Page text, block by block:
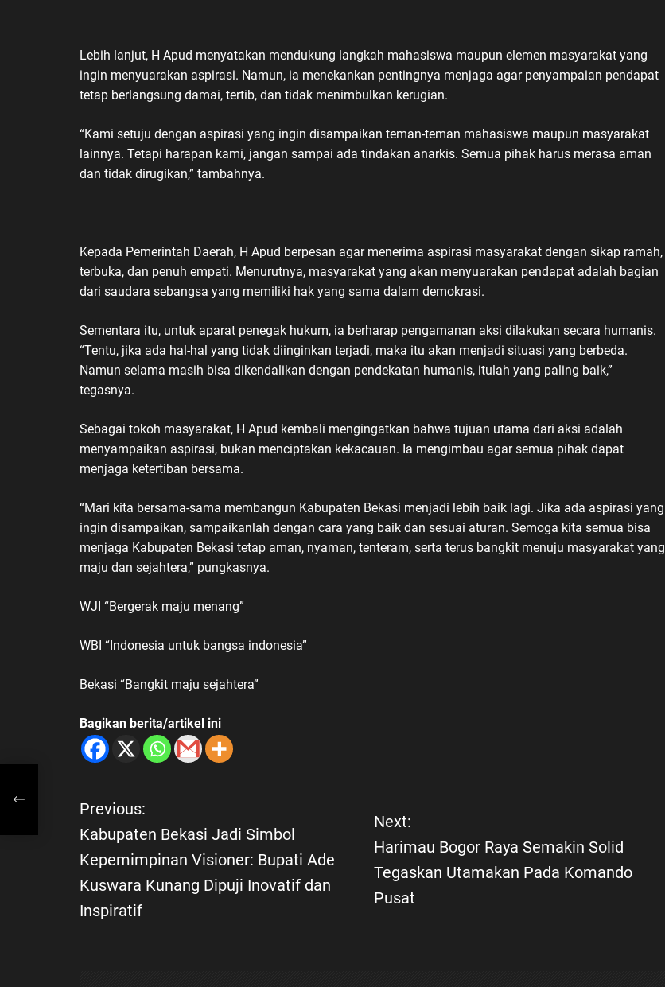
Lebih lanjut, H Apud menyatakan mendukung langkah mahasiswa maupun elemen masyarakat yang
ingin menyuarakan aspirasi. Namun, ia menekankan pentingnya menjaga agar penyampaian pendapat
tetap berlangsung damai, tertib, dan tidak menimbulkan kerugian.
“Kami setuju dengan aspirasi yang ingin disampaikan teman-teman mahasiswa maupun masyarakat
lainnya. Tetapi harapan kami, jangan sampai ada tindakan anarkis. Semua pihak harus merasa aman
dan tidak dirugikan,” tambahnya.
Kepada Pemerintah Daerah, H Apud berpesan agar menerima aspirasi masyarakat dengan sikap ramah,
terbuka, dan penuh empati. Menurutnya, masyarakat yang akan menyuarakan pendapat adalah bagian
dari saudara sebangsa yang memiliki hak yang sama dalam demokrasi.
Sementara itu, untuk aparat penegak hukum, ia berharap pengamanan aksi dilakukan secara humanis.
“Tentu, jika ada hal-hal yang tidak diinginkan terjadi, maka itu akan menjadi situasi yang berbeda.
Namun selama masih bisa dikendalikan dengan pendekatan humanis, itulah yang paling baik,”
tegasnya.
Sebagai tokoh masyarakat, H Apud kembali mengingatkan bahwa tujuan utama dari aksi adalah
menyampaikan aspirasi, bukan menciptakan kekacauan. Ia mengimbau agar semua pihak dapat
menjaga ketertiban bersama.
“Mari kita bersama-sama membangun Kabupaten Bekasi menjadi lebih baik lagi. Jika ada aspirasi yang
ingin disampaikan, sampaikanlah dengan cara yang baik dan sesuai aturan. Semoga kita semua bisa
menjaga Kabupaten Bekasi tetap aman, nyaman, tenteram, serta terus bangkit menuju masyarakat yang
maju dan sejahtera,” pungkasnya.
WJI “Bergerak maju menang”
WBI “Indonesia untuk bangsa indonesia”
Bekasi “Bangkit maju sejahtera”
Bagikan berita/artikel ini
N
a
v
Previous:
Kabupaten Bekasi Jadi Simbol
Kepemimpinan Visioner: Bupati Ade
Kuswara Kunang Dipuji Inovatif dan
Inspiratif
Next:
Harimau Bogor Raya Semakin Solid
Tegaskan Utamakan Pada Komando
Pusat